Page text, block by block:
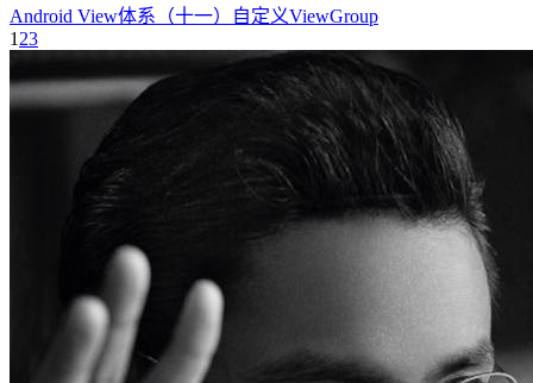
Android View体系（十一）自定义ViewGroup
1 23